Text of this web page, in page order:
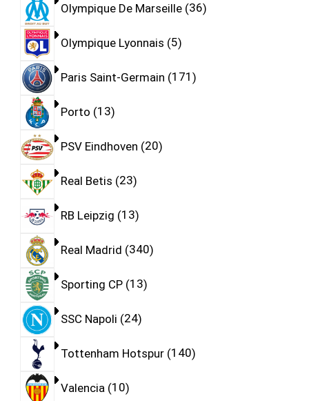
Olympique De Marseille 36
Olympique Lyonnais 5
Paris Saint-Germain 171
Porto 13
PSV Eindhoven 20
Real Betis 23
RB Leipzig 13
Real Madrid 340
Sporting CP 13
SSC Napoli 24
Tottenham Hotspur 140
Valencia 10